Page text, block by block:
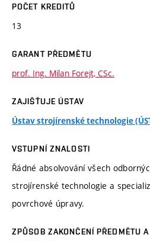
POČET KREDITŮ
13
GARANT PŘEDMĚTU
prof. Ing. Milan Forejt, CSc.
ZAJIŠŤUJE ÚSTAV
Ústav strojírenské technologie
VSTUPNÍ ZNALOSTI
Řádné absolvování všech
strojírenské technologie a
povrchové úpravy.
ZPŮSOB ZAKONČENÍ PŘEDMĚTU